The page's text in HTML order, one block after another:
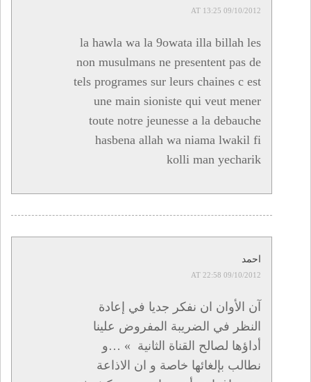
09/10/2012 AT 13:25
la hawla wa la 9owata illa billah les
non musulmans ne presentent pas de
tels programes sur leurs chaines c est
une main sioniste qui veut mener
toute notre jeunesse a la debauche
hasbena allah wa niama lwakil fi
kolli man yecharik
احمد
09/10/2012 AT 22:58
آن الأوان ان نفكر جديا في إعادة
النظر في الضريبة المفروض علينا
أداؤها لصالح القناة الثانية » …و
نطالب بإلغائها خاصة و ان الاذاعة